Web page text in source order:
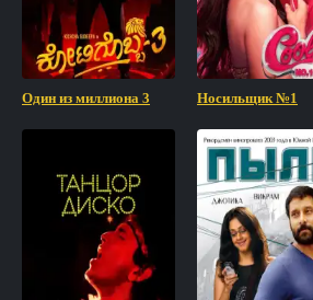
Один из миллиона 3 Носильщик №1